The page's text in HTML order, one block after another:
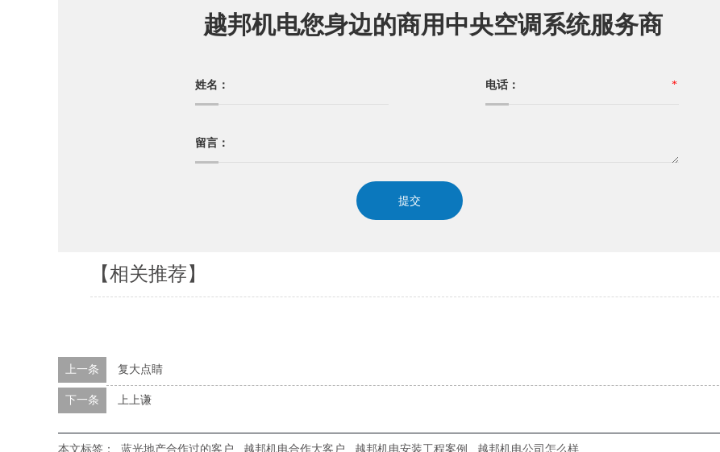
越邦机电您身边的商用中央空调系统服务商
姓名： 电话： *
留言：
【相关推荐】
上一条 复大点睛
下一条 上上谦
本文标签： 蓝光地产合作过的客户 越邦机电合作大客户 越邦机电安装工程案例 越邦机电公司怎么样